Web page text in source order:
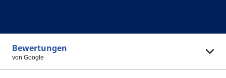
Bewertungen
von Google